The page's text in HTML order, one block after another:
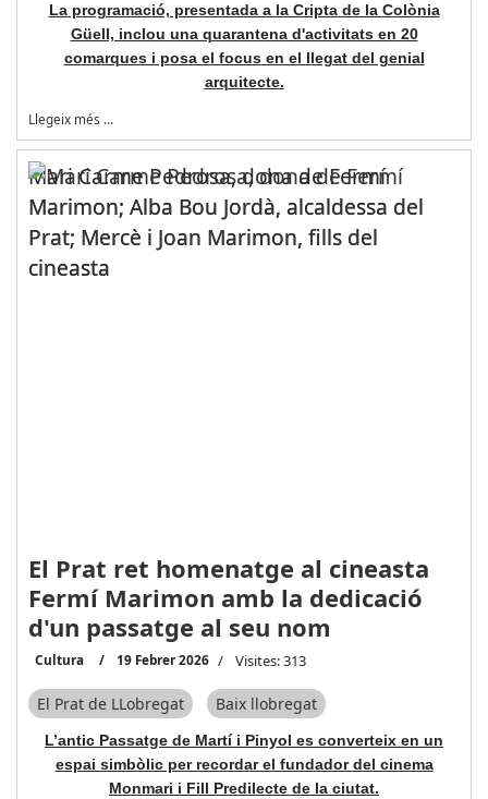
La programació, presentada a la Cripta de la Colònia
Güell, inclou una quarantena d'activitats en 20
comarques i posa el focus en el llegat del genial
arquitecte.
Llegeix més …
Mari Carme Pedrosa, dona de Fermí
Marimon; Alba Bou Jordà, alcaldessa del
Prat; Mercè i Joan Marimon, fills del
cineasta
El Prat ret homenatge al cineasta
Fermí Marimon amb la dedicació
d'un passatge al seu nom
Cultura 19 Febrer 2026 Visites: 313
El Prat de LLobregat Baix llobregat
L’antic Passatge de Martí i Pinyol es converteix en un
espai simbòlic per recordar el fundador del cinema
Monmari i Fill Predilecte de la ciutat.